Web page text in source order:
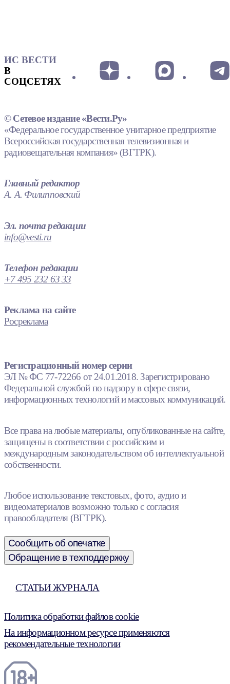
ИС ВЕСТИ
В
СОЦСЕТЯХ
© Сетевое издание «Вести.Ру»
«Федеральное государственное унитарное предприятие
Всероссийская государственная телевизионная и
радиовещательная компания» (ВГТРК).
Главный редактор
А. А. Филипповский
Эл. почта редакции
info@vesti.ru
Телефон редакции
+7 495 232 63 33
Реклама на сайте
Росреклама
Регистрационный номер серии
ЭЛ № ФС 77-72266 от 24.01.2018. Зарегистрировано
Федеральной службой по надзору в сфере связи,
информационных технологий и массовых коммуникаций.
Все права на любые материалы, опубликованные на сайте,
защищены в соответствии с российским и
международным законодательством об интеллектуальной
собственности.
Любое использование текстовых, фото, аудио и
видеоматериалов возможно только с согласия
правообладателя (ВГТРК).
Сообщить об опечатке
Обращение в техподдержку
СТАТЬИ ЖУРНАЛА
Политика обработки файлов cookie
На информационном ресурсе применяются
рекомендательные технологии